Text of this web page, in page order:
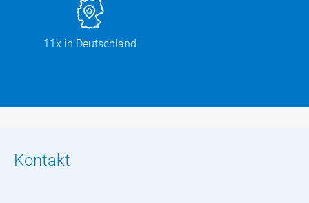
11x in Deutschland
Kontakt